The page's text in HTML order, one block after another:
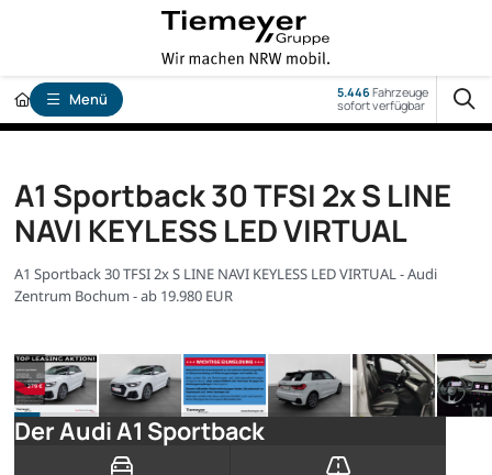
Menü 5.446Fahrzeuge
sofort verfügbar
A1 Sportback 30 TFSI 2x S LINE
NAVI KEYLESS LED VIRTUAL
A1 Sportback 30 TFSI 2x S LINE NAVI KEYLESS LED VIRTUAL - Audi
Zentrum Bochum - ab 19.980 EUR
Der Audi A1 Sportback